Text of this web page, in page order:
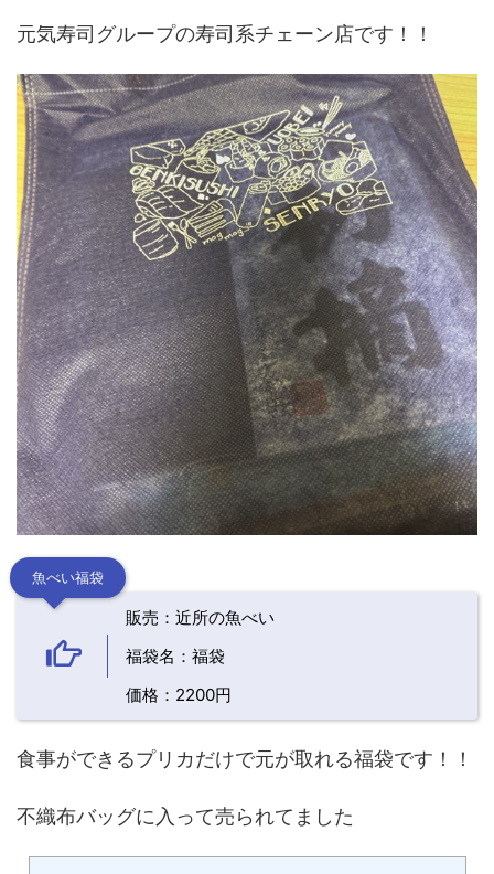
元気寿司グループの寿司系チェーン店です！！
魚べい福袋
販売：近所の魚べい
福袋名：福袋
価格：2200円
食事ができるプリカだけで元が取れる福袋です！！
不織布バッグに入って売られてました